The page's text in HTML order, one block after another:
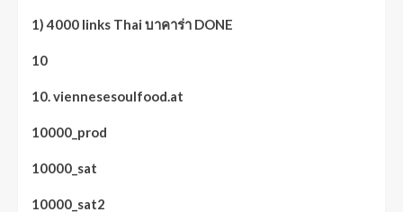
1) 4000 links Thai บาคาร่า DONE
10
10. viennesesoulfood.at
10000_prod
10000_sat
10000_sat2